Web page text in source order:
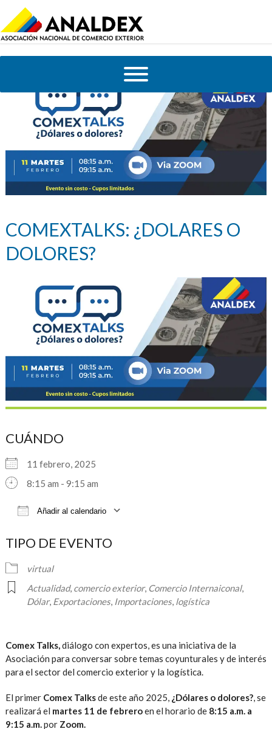
COMEXTALKS: ¿DOLARES O
DOLORES?
CUÁNDO
11 febrero, 2025
8:15 am - 9:15 am
Añadir al calendario
TIPO DE EVENTO
virtual
Actualidad, comercio exterior, Comercio Internaiconal,
Dólar, Exportaciones, Importaciones, logística
Comex Talks,diálogo con expertos, es una iniciativa de la
Asociación para conversar sobre temas coyunturales y de interés
para el sector del comercio exterior y la logística.
El primer Comex Talksde este año 2025, ¿Dólares o dolores?, se
realizará el martes 11 de febreroen el horario de 8:15 a.m. a
9:15 a.m.por Zoom.